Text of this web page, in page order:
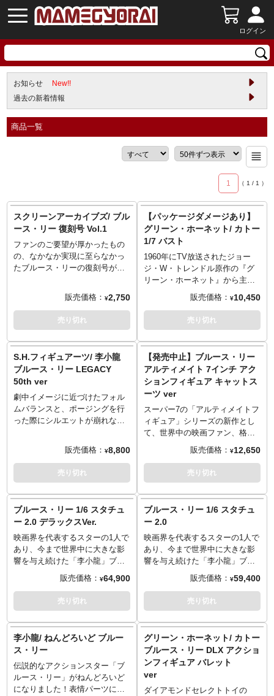
ログイン
お知らせ
New!!
過去の新着情報
商品一覧
1 （ 1 / 1 ）
スクリーンアーカイブズ/ ブル
ース・リー 復刻号 Vol.1
ファンのご要望が厚かったもの
の、なかなか実現に至らなかっ
たブルース・リーの復刻号が、
で遂にリリース！本誌では70年
代の「スクリーン」と増刊特集
号から貴重な記事を抜粋し復
刻！ブルース・リー主演のドラ
と、人気TVシリーズ『グリー
ン・ホーネット』、無名時代に
殺し屋役で出演した『かわいい
女』、衣装合わせのみが行われ
映像は存在しない幻の作品『鳳
細』、17歳のブルース・リーが
出演している『雷雨』など貴重
リーズは、表現やデザインなど
はあえて当時のまま！そのた
め、文字や写真のかすれなど見
で、製品の性質上、ご理解いた
だけます様よろしくお願いしま
す。
＜CONTENTS＞
●スカッとした魅力（1974年10
月発行「スクリーンジャンボ ブ
●ブルース・リー 極め付きドラ
ゴン・ポーズ（SCREEN 1975年
●いまは空し！栄光のVサイン
（1975年1月発行「スクリーン
ジャンボ ブルース・リー オール
グラフ」）
●「華麗なる賭け」作品紹介と鑑
賞手びき（SCREEN 1968年8月
販売価格： ¥2,750
売り切れ
【パッケージダメージあり】
グリーン・ホーネット/ カトー
1/7 バスト
1960年にTV放送されたジョー
ジ・W・トレンドル原作の『グ
リーン・ホーネット』から主人
公のサイドキック、ブルース・
リー演じるカトーが1/7スケール
のバストアップとなってダイア
モンドセレクトトイから登場で
るダーツを手に構えるカトー。
グリーンホーネットのアイコン
が入った台座とのバランスも
GOODです。
販売価格： ¥10,450
売り切れ
S.H.フィギュアーツ/ 李小龍
ブルース・リー LEGACY
50th ver
劇中イメージに近づけたフォル
ムバランスと、ポージングを行
った際にシルエットが崩れない
え、さらなる進化を遂げた次世
代『S.H.フィギュアーツ』シリ
ーズ！あの伝説のアクションス
ター「ブルース・リー」が再ラ
販売価格： ¥8,800
売り切れ
【発売中止】ブルース・リー
アルティメイト 7インチ アク
ションフィギュア キャットス
ーツ ver
スーパー7の「アルティメイトフ
ィギュア」シリーズの新作とし
て、世界中の映画ファン、格闘
技ファンから今なお愛され続け
ている「李小龍」ブルース・リ
ーの第3弾がラインナップです！
映画『燃えよドラゴン』の工場
ーツバージョン。お好みで差し
替え可能な頭部はノーマルなも
の、戦う直前を思わせるものの
計2種を用意！特有のボディライ
ンを再現した素体は、フォルム
と可動を両立させ、様々なアク
ションポーズに対応します。金
属製チェーンがついたヌンチャ
クに、チェーンなしヌンチャ
ク、バッグ、多数のハンドパー
いう蛇まで付属と、魅力的なア
クセサリーたち！
販売価格： ¥12,650
売り切れ
ブルース・リー 1/6 スタチュ
ー 2.0 デラックスVer.
映画界を代表するスターの1人で
あり、今まで世界中に大きな影
響を与え続けた「李小龍」ブル
ース・リー。スターエーストイ
ズから1/6スケールスタチュー第
二弾が登場です。今回は死亡遊
戯で見せたイエロージャージ姿
ジン製スタチューにファブリッ
ク素材のコスチュームを組み合
わせる事でリアル感を追求した
コレクティブルなアイテム。こ
ちらはデラックスVer.となり、
ライトアップギミック付きベー
販売価格： ¥64,900
売り切れ
ブルース・リー 1/6 スタチュ
ー 2.0
映画界を代表するスターの1人で
あり、今まで世界中に大きな影
響を与え続けた「李小龍」ブル
ース・リー。スターエーストイ
ズから1/6スケールスタチュー第
二弾が登場です。今回は死亡遊
戯で見せたイエロージャージ姿
ク素材のコスチュームを組み合
わせる事でリアル感を追求した
コレクティブルなアイテム。
販売価格： ¥59,400
売り切れ
李小龍/ ねんどろいど ブルー
ス・リー
伝説的なアクションスター「ブ
ルース・リー」がねんどろいど
になりました！表情パーツには
グリーン・ホーネット/ カトー
ブルース・リー DLX アクショ
ンフィギュア バレット
ver
ダイアモンドセレクトトイの